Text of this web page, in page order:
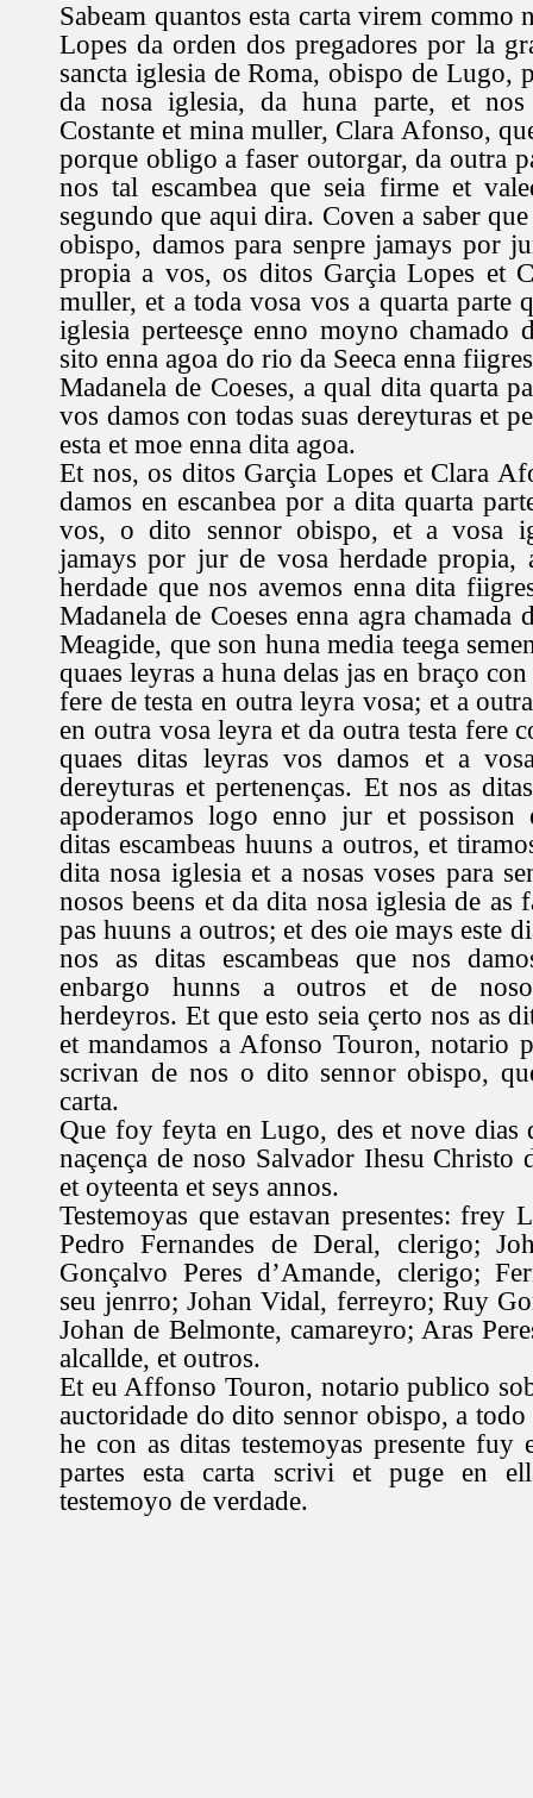
Sabeam quantos esta carta virem commo
Lopes da orden dos pregadores por la
sancta iglesia de Roma, obispo de Lugo,
da nosa iglesia, da huna parte, et
Costante et mina muller, Clara Afonso,
porque obligo a faser outorgar, da outra
nos tal escambea que seia firme et
segundo que aqui dira. Coven a saber
obispo, damos para senpre jamays por
propia a vos, os ditos Garçia Lopes et
muller, et a toda vosa vos a quarta parte
iglesia perteesçe enno moyno chamado
sito enna agoa do rio da Seeca enna
Madanela de Coeses, a qual dita quarta
vos damos con todas suas dereyturas et
esta et moe enna dita agoa.
Et nos, os ditos Garçia Lopes et Clara
damos en escanbea por a dita quarta
vos, o dito sennor obispo, et a vosa
jamays por jur de vosa herdade propia,
herdade que nos avemos enna dita
Madanela de Coeses enna agra chamada
Meagide, que son huna media teega
quaes leyras a huna delas jas en braço
fere de testa en outra leyra vosa; et a
en outra vosa leyra et da outra testa fere
quaes ditas leyras vos damos et a
dereyturas et pertenenças. Et nos as
apoderamos logo enno jur et possison
ditas escambeas huuns a outros, et
dita nosa iglesia et a nosas voses para
nosos beens et da dita nosa iglesia de as
pas huuns a outros; et des oie mays este
nos as ditas escambeas que nos
enbargo hunns a outros et de
herdeyros. Et que esto seia çerto nos as
et mandamos a Afonso Touron, notario
scrivan de nos o dito sennor obispo,
carta.
Que foy feyta en Lugo, des et nove dias
naçença de noso Salvador Ihesu Christo
et oyteenta et seys annos.
Testemoyas que estavan presentes: frey
Pedro Fernandes de Deral, clerigo;
Gonçalvo Peres d’Amande, clerigo;
seu jenrro; Johan Vidal, ferreyro; Ruy
Johan de Belmonte, camareyro; Aras
alcallde, et outros.
Et eu Affonso Touron, notario publico
auctoridade do dito sennor obispo, a
he con as ditas testemoyas presente fuy
partes esta carta scrivi et puge en
testemoyo de verdade.